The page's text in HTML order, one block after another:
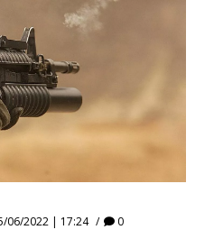
06/2022 | 17:24 0